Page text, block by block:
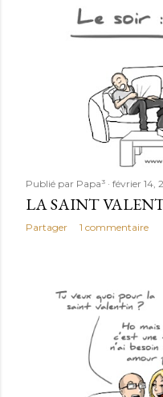
Publié par Papa³ février 14,
LA SAINT
Partager 1 commentaire